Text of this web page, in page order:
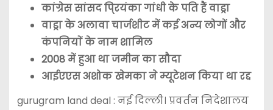
कांग्रेस सांसद पि्रयंका गांधी के पति हैं वाड्रा
वाड्रा के अलावा चार्जशीट में कई अन्य लोगों और
कंपनियाें के नाम शामिल
2008 में हुआ था जमीन का सौदा
आईएएस अशोक खेमका ने म्यूटेशन किया था रद्द
gurugram land deal : नई दिल्ली। प्रवर्तन निदेशालय